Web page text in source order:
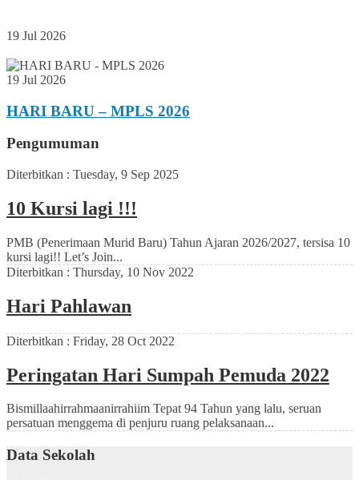
19 Jul 2026
19 Jul 2026
HARI BARU – MPLS 2026
Pengumuman
Diterbitkan : Tuesday, 9 Sep 2025
10 Kursi lagi !!!
PMB (Penerimaan Murid Baru) Tahun Ajaran 2026/2027, tersisa 10
kursi lagi!! Let’s Join...
Diterbitkan : Thursday, 10 Nov 2022
Hari Pahlawan
Diterbitkan : Friday, 28 Oct 2022
Peringatan Hari Sumpah Pemuda 2022
Bismillaahirrahmaanirrahiim Tepat 94 Tahun yang lalu, seruan
persatuan menggema di penjuru ruang pelaksanaan...
Data Sekolah